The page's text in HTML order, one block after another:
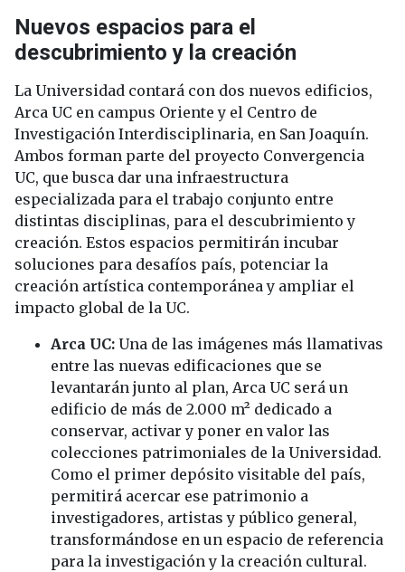
Nuevos espacios para el
descubrimiento y la creación
La Universidad contará con dos nuevos edificios,
Arca UC en campus Oriente y el Centro de
Investigación Interdisciplinaria, en San Joaquín.
Ambos forman parte del proyecto Convergencia
UC, que busca dar una infraestructura
especializada para el trabajo conjunto entre
distintas disciplinas, para el descubrimiento y
creación. Estos espacios permitirán incubar
soluciones para desafíos país, potenciar la
creación artística contemporánea y ampliar el
impacto global de la UC.
Arca UC: Una de las imágenes más llamativas
entre las nuevas edificaciones que se
levantarán junto al plan, Arca UC será un
edificio de más de 2.000 m² dedicado a
conservar, activar y poner en valor las
colecciones patrimoniales de la Universidad.
Como el primer depósito visitable del país,
permitirá acercar ese patrimonio a
investigadores, artistas y público general,
transformándose en un espacio de referencia
para la investigación y la creación cultural.